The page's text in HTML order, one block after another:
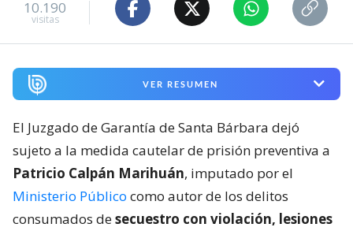
10.190
visitas
VER RESUMEN
El Juzgado de Garantía de Santa Bárbara dejó
sujeto a la medida cautelar de prisión preventiva a
Patricio Calpán Marihuán, imputado por el
Ministerio Público como autor de los delitos
consumados desecuestro con violación, lesiones